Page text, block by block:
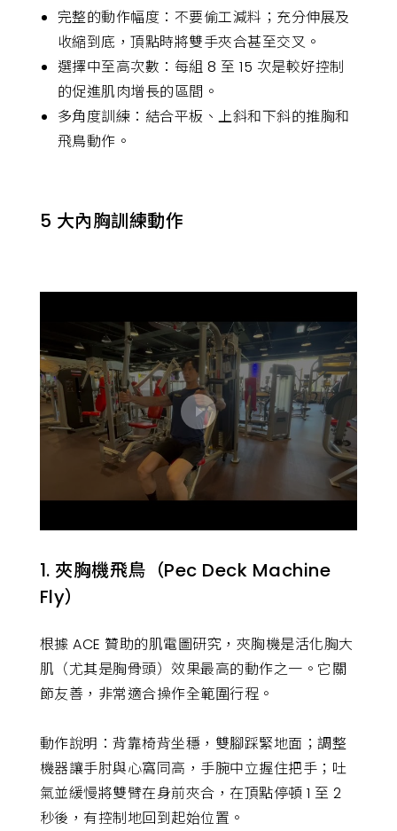
完整的動作幅度：不要偷工減料；充分伸展及
收縮到底，頂點時將雙手夾合甚至交叉。
選擇中至高次數：每組 8 至 15 次是較好控制
的促進肌肉增長的區間。
多角度訓練：結合平板、上斜和下斜的推胸和
飛鳥動作。
5 大內胸訓練動作
1. 夾胸機飛鳥（Pec Deck Machine
Fly）
根據 ACE 贊助的肌電圖研究，夾胸機是活化胸大
肌（尤其是胸骨頭）效果最高的動作之一。它關
節友善，非常適合操作全範圍行程。
動作說明：背靠椅背坐穩，雙腳踩緊地面；調整
機器讓手肘與心窩同高，手腕中立握住把手；吐
氣並緩慢將雙臂在身前夾合，在頂點停頓 1 至 2
秒後，有控制地回到起始位置。